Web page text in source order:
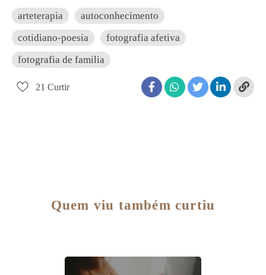
arteterapia
autoconhecimento
cotidiano-poesia
fotografia afetiva
fotografia de familia
21 Curtir
Quem viu também curtiu